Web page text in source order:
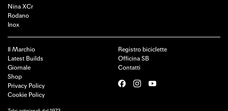
Nina XCr
Rodano
Inox
Il Marchio
Latest Builds
Giornale
Shop
Privacy Policy
Cookie Policy
Registro biciclette
Officina SB
Contatti